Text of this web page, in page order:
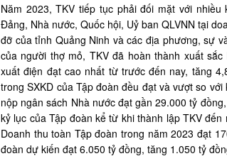
Năm 2023, TKV tiếp tục phải đối mặt với
Đảng, Nhà nước, Quốc hội, Uỷ ban QLVNN tại
đỡ của tỉnh Quảng Ninh và các địa phương, sự
của người thợ mỏ, TKV đã hoàn thành xuất
xuất điện đạt cao nhất từ trước đến nay, tăng
trong SXKD của Tập đoàn đều đạt và vượt so
nộp ngân sách Nhà nước đạt gần 29.000 tỷ
kỷ lục của Tập đoàn kể từ khi thành lập TKV
Doanh thu toàn Tập đoàn trong năm 2023 đạt
đoàn dự kiến đạt 6.050 tỷ đồng, tăng 1.050 tỷ